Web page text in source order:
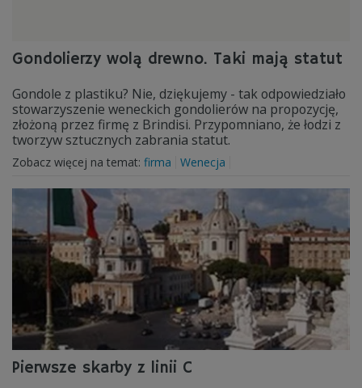
Gondolierzy wolą drewno. Taki mają statut
Gondole z plastiku? Nie, dziękujemy - tak odpowiedziało
stowarzyszenie weneckich gondolierów na propozycję,
złożoną przez firmę z Brindisi. Przypomniano, że łodzi z
tworzyw sztucznych zabrania statut.
Zobacz więcej na temat: firma Wenecja
Pierwsze skarby z linii C